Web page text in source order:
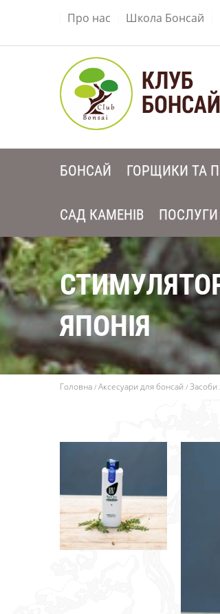
Про нас Школа Бонсай
БОНСАЙ ГОРЩИКИ ТА
САД КАМЕНІВ ПОСЛУГИ
ЯПОНІЯ
Головна Аксесуари для бонсай Засоби